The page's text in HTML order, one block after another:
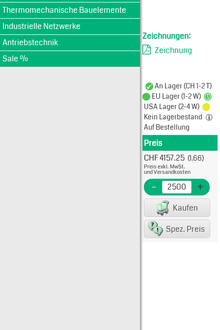
Thermomechanische Bauelemente
Industrielle Netzwerke
Antriebstechnik
Sale %
Zeichnungen:
Zeichnung
An Lager (CH 1-2 T)
EU Lager (1-2 W)
USA Lager (2-4 W)
Kein Lagerbestand
Auf Bestellung
Produkt
Preis
Typ:
EME
CHF 4157.25 (1.66)
Preis exkl. MwSt.
und Versandkosten
- +
Kaufen
Spez. Preis